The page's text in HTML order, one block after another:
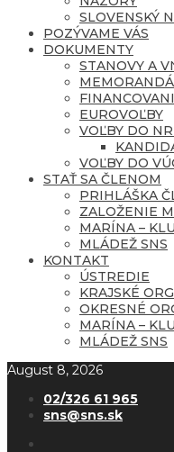
SLOVENSKÝ
POZÝVAME VÁS
DOKUMENTY
STANOVY A
EUROVOĽBY
VOĽBY DO
VOĽBY DO
STAŤ SA ČLENOM
PRIHLÁŠKA
ZALOŽENIE
MARÍNA –
MLÁDEŽ SNS
KONTAKT
ÚSTREDIE
KRAJSKÉ
OKRESNÉ
MARÍNA –
MLÁDEŽ SNS
August 8, 2026
02/326 61 965
sns@sns.sk